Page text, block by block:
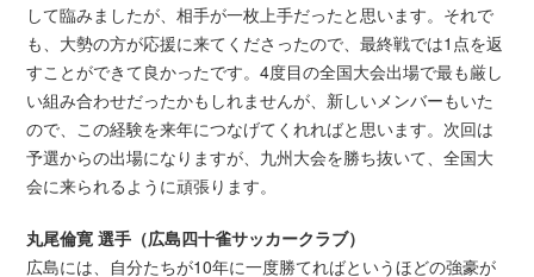
して臨みましたが、相手が一枚上手だったと思います。それで
も、大勢の方が応援に来てくださったので、最終戦では1点を返
すことができて良かったです。4度目の全国大会出場で最も厳し
い組み合わせだったかもしれませんが、新しいメンバーもいた
ので、この経験を来年につなげてくれればと思います。次回は
予選からの出場になりますが、九州大会を勝ち抜いて、全国大
会に来られるように頑張ります。
丸尾倫寛 選手（広島四十雀サッカークラブ）
広島には、自分たちが10年に一度勝てればというほどの強豪が